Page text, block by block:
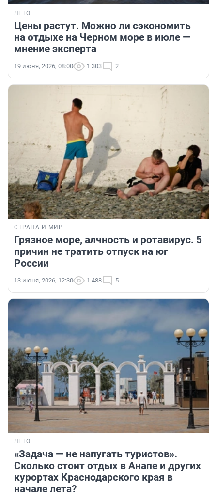
ЛЕТО
Цены растут. Можно ли сэкономить
на отдыхе на Черном море в июле —
мнение эксперта
19 июня, 2026, 08:00 1 303 2
СТРАНА И МИР
Грязное море, алчность и ротавирус. 5
причин не тратить отпуск на юг
России
13 июня, 2026, 12:30 1 488 5
ЛЕТО
«Задача — не напугать туристов».
Сколько стоит отдых в Анапе и других
курортах Краснодарского края в
начале лета?